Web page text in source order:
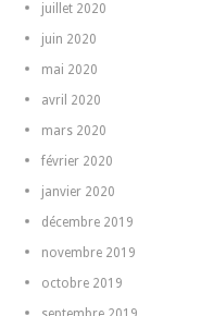
juillet 2020
juin 2020
mai 2020
avril 2020
mars 2020
février 2020
janvier 2020
décembre 2019
novembre 2019
octobre 2019